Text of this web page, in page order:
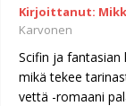
Kirjoittanut:
Karvonen
Scifin ja fantasian
mikä tekee
vettä -romaani